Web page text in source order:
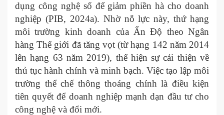
dụng công nghệ số để giảm phiền hà cho doanh
nghiệp (PIB, 2024a). Nhờ nỗ lực này, thứ hạng
môi trường kinh doanh của Ấn Độ theo Ngân
hàng Thế giới đã tăng vọt (từ hạng 142 năm 2014
lên hạng 63 năm 2019), thể hiện sự cải thiện về
thủ tục hành chính và minh bạch. Việc tạo lập môi
trường thể chế thông thoáng chính là điều kiện
tiên quyết để doanh nghiệp mạnh dạn đầu tư cho
công nghệ và đổi mới.